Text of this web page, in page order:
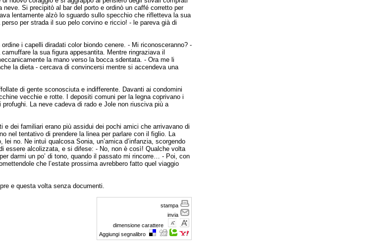
neve. Si precipitò al bar del porto e ordinò un caffé corretto per
lentamente alzò lo sguardo sullo specchio che rifletteva la sua
per strada il suo pelo corvino e riccio! - le pareva già di
i capelli diradati color biondo cenere. - Mi riconosceranno? -
la sua figura appesantita. Mentre ringraziava il
la mano verso la bocca sdentata. - Ora me li
la dieta - cercava di convincersi mentre si accendeva una
di gente sconosciuta e indifferente. Davanti ai condomini
vecchie e rotte. I depositi comuni per la legna coprivano i
La neve cadeva di rado e Jole non riusciva più a
e dei familiari erano più assidui dei pochi amici che arrivavano di
nel tentativo di prendere la linea per parlare con il figlio. La
no. Ne intuì qualcosa Sonia, un’amica d’infanzia, scorgendo
essere alcolizzata, e si difese: - No, non è così! Qualche volta
darmi un po’ di tono, quando il passato mi rincorre… - Poi, con
che l’estate prossima avrebbero fatto quel viaggio
e questa volta senza documenti.
stampa
invia
dimensione carattere
Aggiungi segnalibro